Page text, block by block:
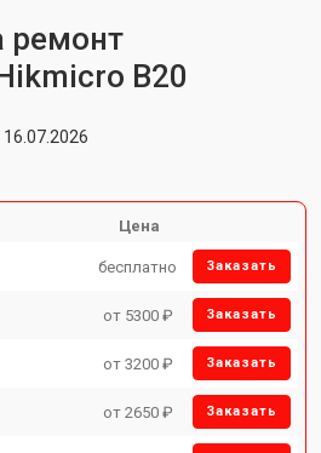
ремонт
B20
Цена
бесплатно Заказать
от 5300 ₽ Заказать
от 3200 ₽ Заказать
от 2650 ₽ Заказать